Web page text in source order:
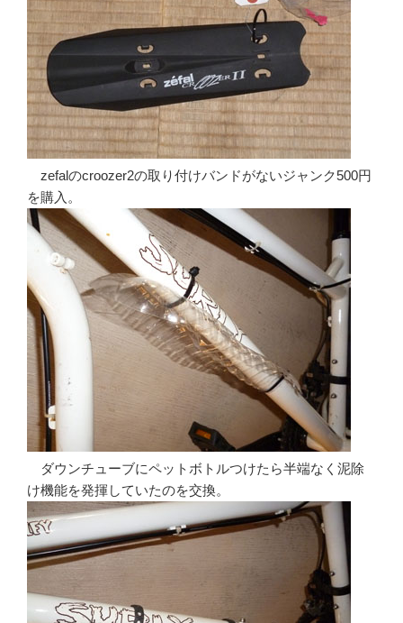
zefalのcroozer2の取り付けバンドがないジャンク500円
を購入。
ダウンチューブにペットボトルつけたら半端なく泥除
け機能を発揮していたのを交換。